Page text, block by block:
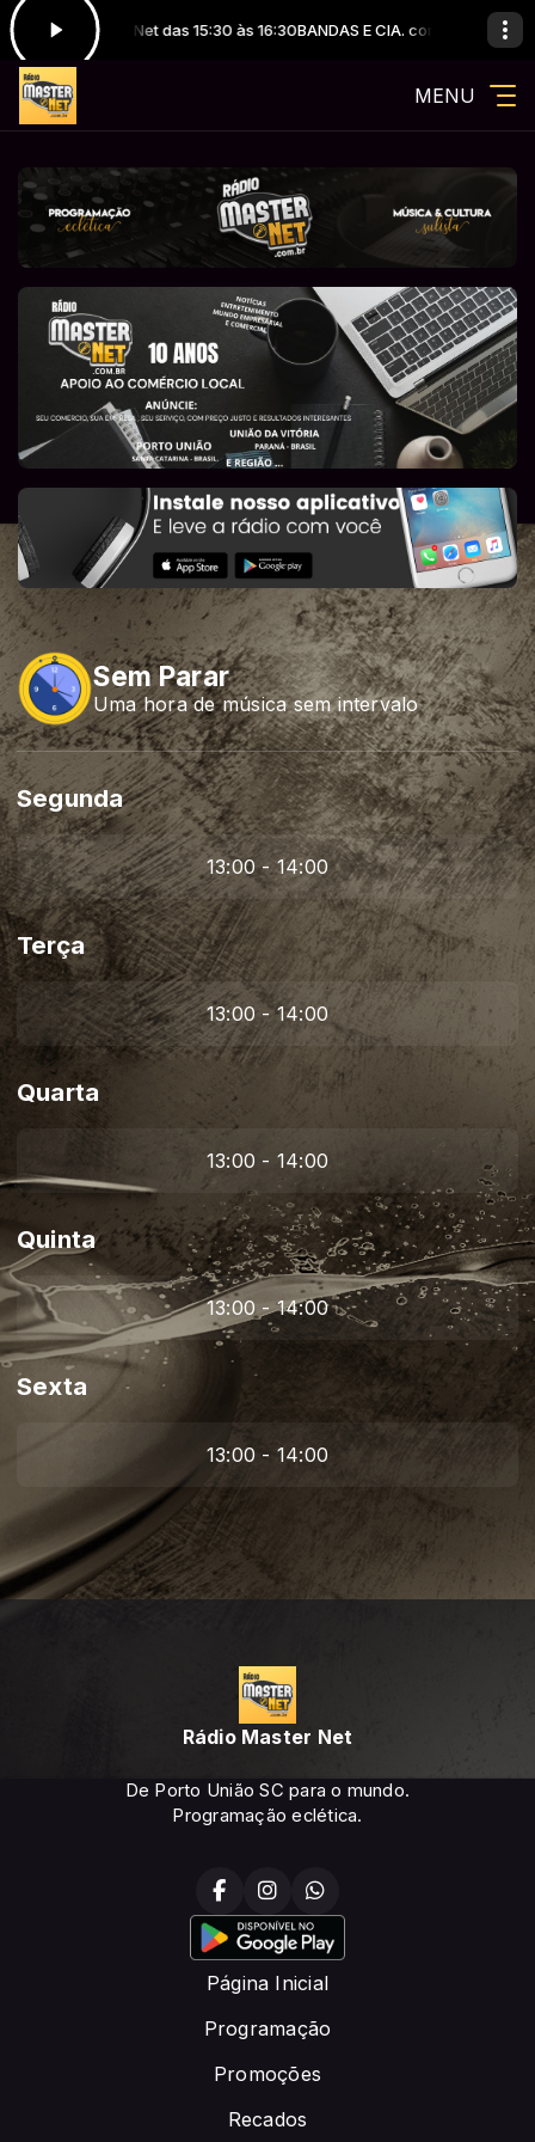
Master Net das 15:30 às 16:30BANDAS E CIA. com Locutores
MENU
Sem Parar
Uma hora de música sem intervalo
Segunda
13:00 - 14:00
Terça
13:00 - 14:00
Quarta
13:00 - 14:00
Quinta
13:00 - 14:00
Sexta
13:00 - 14:00
Rádio Master Net
De Porto União SC para o mundo.
Programação eclética.
Página Inicial
Programação
Promoções
Recados